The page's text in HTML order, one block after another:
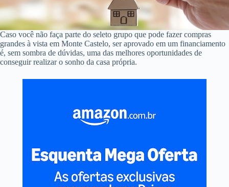
Caso você não faça parte do seleto grupo que pode fazer compras
grandes à vista em Monte Castelo, ser aprovado em um financiamento
é, sem sombra de dúvidas, uma das melhores oportunidades de
conseguir realizar o sonho da casa própria.